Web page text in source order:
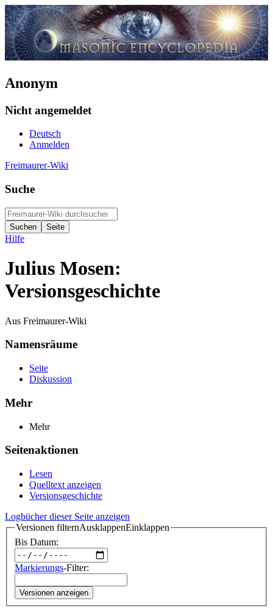
Anonym
Nicht angemeldet
Deutsch
Anmelden
Freimaurer-Wiki
Suche
Hilfe
Julius Mosen:
Versionsgeschichte
Aus Freimaurer-Wiki
Namensräume
Seite
Diskussion
Mehr
Mehr
Seitenaktionen
Lesen
Quelltext anzeigen
Versionsgeschichte
Logbücher dieser Seite anzeigen
Versionen filternAusklappenEinklappen
Bis Datum:
Markierungs-Filter:
Versionen anzeigen